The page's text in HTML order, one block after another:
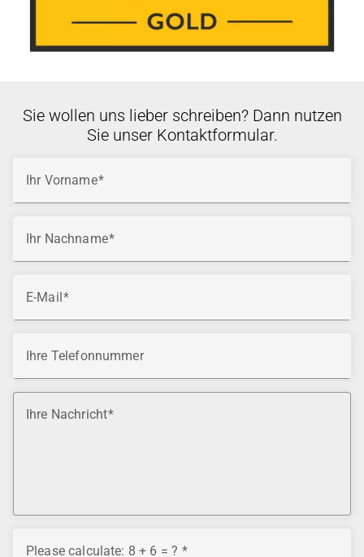
Sie wollen uns lieber schreiben? Dann nutzen
Sie unser Kontaktformular.
Ihr Vorname
Ihr Nachname
E-Mail
Ihre Telefonnummer
Ihre Nachricht
Please calculate: 8 + 6 = ?